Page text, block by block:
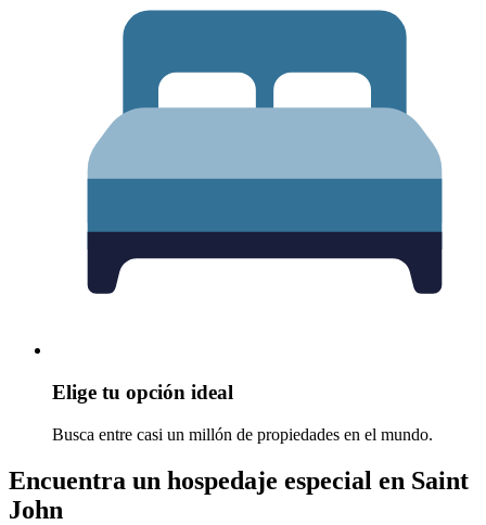
Elige tu opción ideal
Busca entre casi un millón de propiedades en el mundo.
Encuentra un hospedaje especial en Saint
John